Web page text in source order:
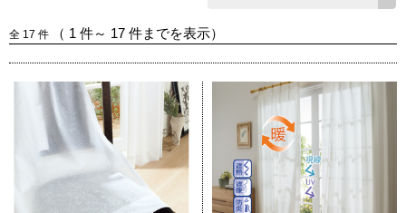
全 17 件 （ 1 件～ 17 件までを表示）